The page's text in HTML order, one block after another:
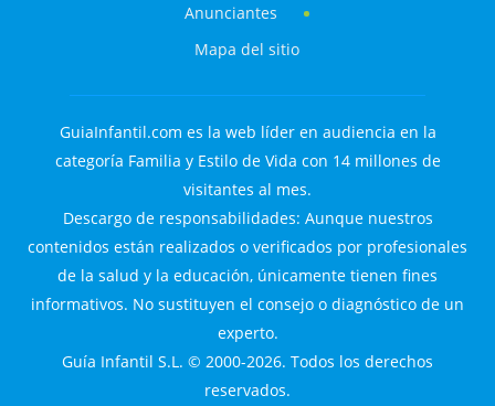
Anunciantes
Mapa del sitio
GuiaInfantil.com es la web líder en audiencia en la
categoría Familia y Estilo de Vida con 14 millones de
visitantes al mes.
Descargo de responsabilidades: Aunque nuestros
contenidos están realizados o verificados por profesionales
de la salud y la educación, únicamente tienen fines
informativos. No sustituyen el consejo o diagnóstico de un
experto.
Guía Infantil S.L. © 2000-2026. Todos los derechos
reservados.